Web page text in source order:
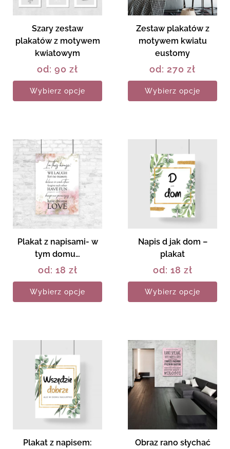
Szary zestaw
plakatów z motywem
kwiatowym
od: 90 zł
Wybierz opcje
Zestaw plakatów z
motywem kwiatu
eustomy
od: 270 zł
Wybierz opcje
Plakat z napisami- w
tym domu…
od: 18 zł
Wybierz opcje
Napis d jak dom –
plakat
od: 18 zł
Wybierz opcje
Plakat z napisem:
Obraz rano słychać